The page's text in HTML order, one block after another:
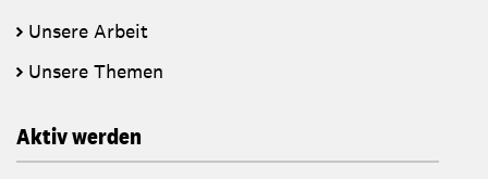
Unsere Arbeit
Unsere Themen
Aktiv werden